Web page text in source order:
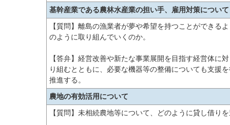
基幹産業である農林水産業の担い手、雇用対策について
【質問】離島の漁業者が夢や希望を持つことができる
のように取り組んでいくのか。
【答弁】経営改善や新たな事業展開を目指す経営体に
り組むとともに、必要な機器等の整備についても支援
推進する。
農地の有効活用について
【質問】未相続農地等について、どのように貸し借り